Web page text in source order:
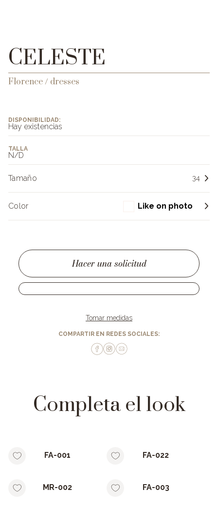
CELESTE
Florence / dresses
DISPONIBILIDAD:
Hay existencias
TALLA
N/D
Tamaño 34
Color Like on photo
Tomar medidas
Hacer una solicitud
COMPARTIR EN REDES SOCIALES:
Completa el look
FA-001 FA-022
MR-002 FA-003